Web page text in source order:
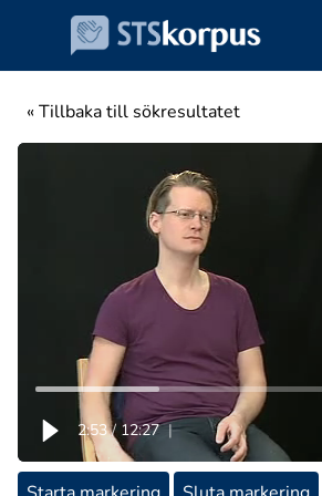
« Tillbaka till sökresultatet
2:53 / 12:27 |